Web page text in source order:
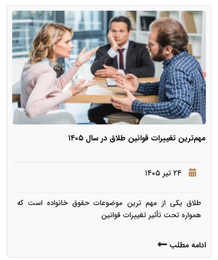
مهم‌ترین تغییرات قوانین طلاق در سال ۱۴۰۵
۲۴ تیر ۱۴۰۵
طلاق یکی از مهم ترین موضوعات حقوق خانواده است که
همواره تحت تأثیر تغییرات قوانین
ادامه مطلب